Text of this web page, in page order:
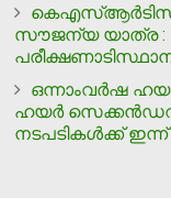
സൗജന്യ യാത്ര :
ഒന്നാംവർഷ
ഹയർ സെക്കൻഡറി
നടപടികള്‍ക്ക്